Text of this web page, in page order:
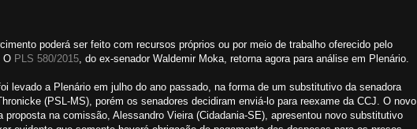
poderá ser feito com recursos próprios ou por meio de trabalho oferecido pelo
O PLS 580/2015 , do ex-senador Waldemir Moka, retorna agora para análise em Plenário.
levado a Plenário em julho do ano passado, na forma de um substitutivo da senadora
(PSL-MS), porém os senadores decidiram enviá-lo para reexame da CCJ. O novo
proposta na comissão, Alessandro Vieira (Cidadania-SE), apresentou novo substitutivo